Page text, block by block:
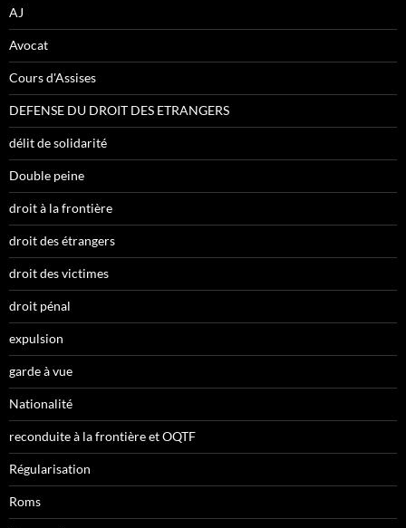
AJ
Avocat
Cours d'Assises
DEFENSE DU DROIT DES ETRANGERS
délit de solidarité
Double peine
droit à la frontière
droit des étrangers
droit des victimes
droit pénal
expulsion
garde à vue
Nationalité
reconduite à la frontière et OQTF
Régularisation
Roms